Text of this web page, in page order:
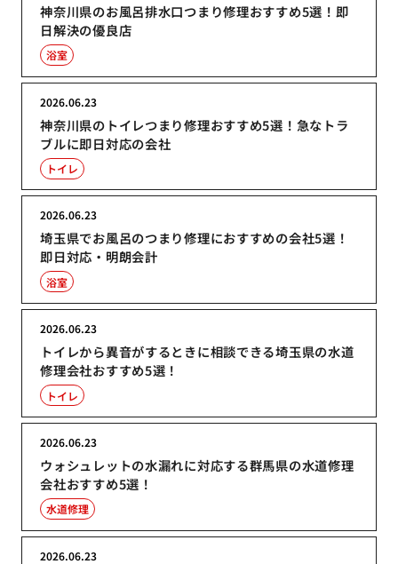
神奈川県のお風呂排水口つまり修理おすすめ5選！即
日解決の優良店
浴室
神奈川県のトイレつまり修理おすすめ5選！急なトラ
ブルに即日対応の会社
2026.06.23
トイレ
埼玉県でお風呂のつまり修理におすすめの会社5選！
即日対応・明朗会計
2026.06.23
浴室
トイレから異音がするときに相談できる埼玉県の水道
修理会社おすすめ5選！
2026.06.23
トイレ
ウォシュレットの水漏れに対応する群馬県の水道修理
会社おすすめ5選！
2026.06.23
水道修理
2026.06.23